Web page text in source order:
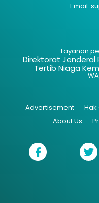
Email:
Layanan
Direktorat Jenderal
Tertib Niaga
WA
Advertisement Hak
About Us